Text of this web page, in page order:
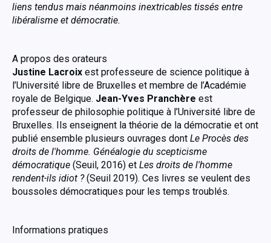
liens tendus mais néanmoins inextricables tissés entre
libéralisme et démocratie.
A propos des orateurs
Justine Lacroix est professeure de science politique à
l’Université libre de Bruxelles et membre de l’Académie
royale de Belgique. Jean-Yves Pranchère est
professeur de philosophie politique à l’Université libre de
Bruxelles. Ils enseignent la théorie de la démocratie et ont
publié ensemble plusieurs ouvrages dont Le Procès des
droits de l'homme. Généalogie du scepticisme
démocratique (Seuil, 2016) et Les droits de l'homme
rendent-ils idiot ?(Seuil 2019). Ces livres se veulent des
boussoles démocratiques pour les temps troublés.
Informations pratiques